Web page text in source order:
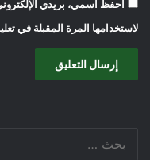
احفظ اسمي، بريدي
لاستخدامها المرة المقبلة في